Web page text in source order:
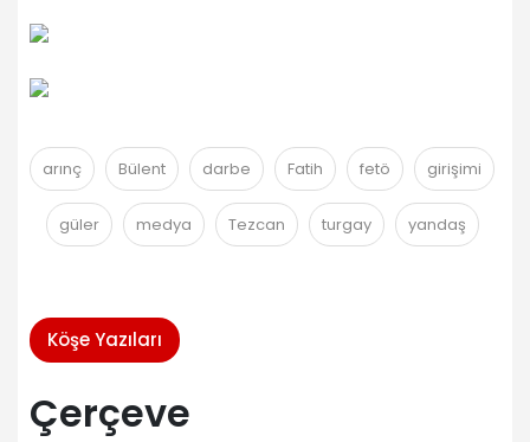
arınç Bülent darbe Fatih fetö girişimi
güler medya Tezcan turgay yandaş
Köşe Yazıları
Çerçeve